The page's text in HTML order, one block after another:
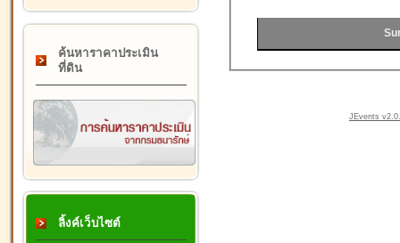
ค้นหาราคาประเมิน
ที่ดิน
ลิ้งค์เว็บไซต์
JEvents